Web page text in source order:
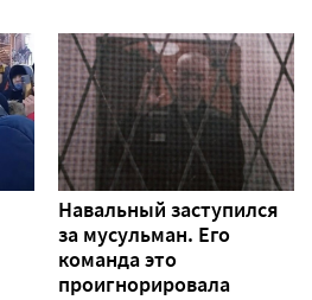
Навальный заступился
за мусульман. Его
команда это
проигнорировала